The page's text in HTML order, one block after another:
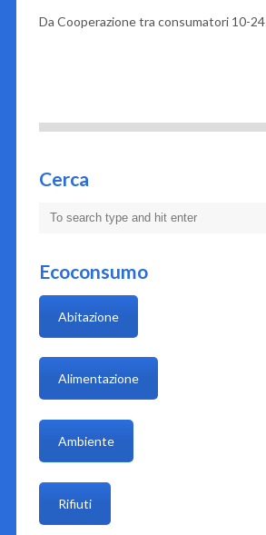
Da Cooperazione tra consumatori 10-24
Cerca
Ecoconsumo
Abitazione
Alimentazione
Ambiente
Rifiuti